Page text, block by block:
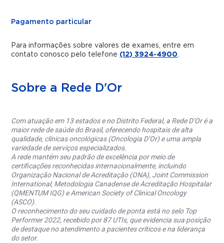
Pagamento particular
Para informações sobre valores de exames, entre em
contato conosco pelo telefone (12) 3924-4900.
Sobre a Rede D'Or
Com atuação em 13 estados e no Distrito Federal, a Rede D’Or é a
maior rede de saúde do Brasil, oferecendo hospitais de alta
qualidade, clínicas oncológicas (Oncologia D’Or) e uma ampla
variedade de serviços especializados.
A rede mantém seu padrão de excelência por meio de
certificações reconhecidas internacionalmente, incluindo
Organização Nacional de Acreditação (ONA), Joint Commission
International, Metodologia Canadense de Acreditação Hospitalar
(QMENTUM IQG) e American Society of Clinical Oncology
(ASCO).
O reconhecimento do seu cuidado de ponta está no selo Top
Performer 2022, recebido por 87 UTIs, que evidencia sua posição
de destaque no atendimento a pacientes críticos e na liderança
do setor.